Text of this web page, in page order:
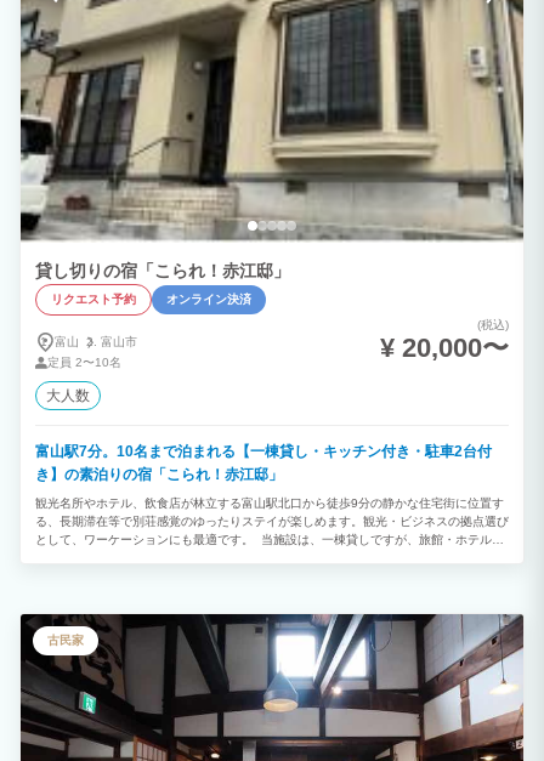
貸し切りの宿「こられ！赤江邸」
リクエスト予約 オンライン決済
富山
富山市
定員 2〜10名
(税込)
¥ 20,000〜
大人数
富山駅7分。10名まで泊まれる【一棟貸し・キッチン付き・駐車2台付
き】の素泊りの宿「こられ！赤江邸」
観光名所やホテル、飲食店が林立する富山駅北口から徒歩9分の静かな住宅街に位置す
る、長期滞在等で別荘感覚のゆったりステイが楽しめます。観光・ビジネスの拠点選び
として、ワーケーションにも最適です。 当施設は、一棟貸しですが、旅館・ホテル業
しかし、それ以外の予約人数分以上の寝具使用の場合には、「宿泊」にあたるとみなさ
れ、消防法・旅館業法違反対象となります。ご了承下さい。従って、規約で禁止されて
いる宿泊者以外の入室や施設での再会・集合のために、予約人数分以上の寝具使用の場
合は、明確になった段階で、必ず、サイトに宿泊人数追加・変更を御申し出下さい。滞
在中でも、施設では現金・振込にて対応します。お申し出下さい。皆様のご理解とご協
力をお願い申し上げます。 ■皆様のご理解とご協力をお願い申し上げます。
古民家